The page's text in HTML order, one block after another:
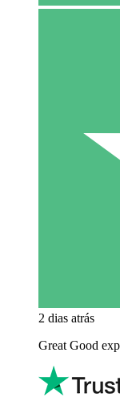
2 dias atrás
Great Good